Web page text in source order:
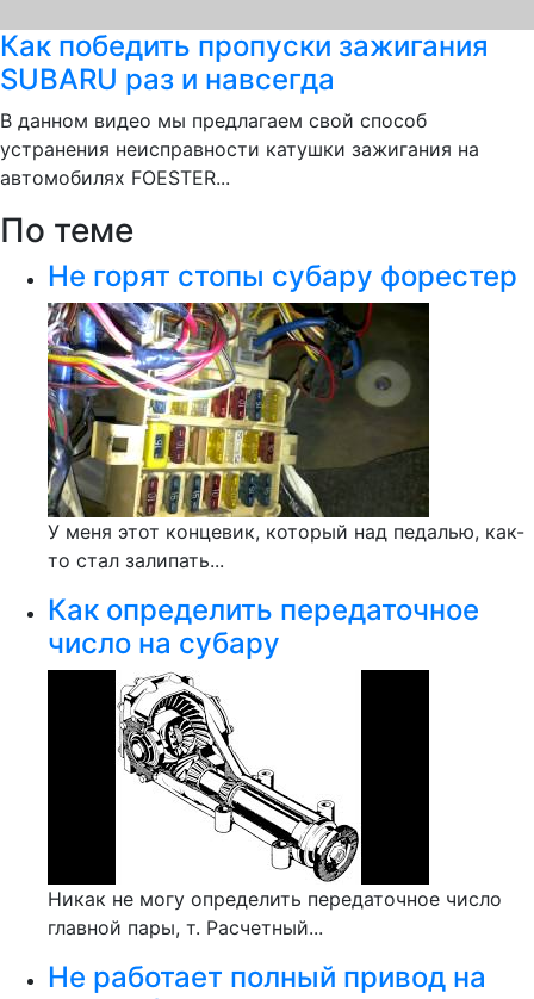
Как победить пропуски зажигания
SUBARU раз и навсегда
В данном видео мы предлагаем свой способ
устранения неисправности катушки зажигания на
автомобилях FOESTER...
По теме
Не горят стопы субару форестер
У меня этот концевик, который над педалью, как-
то стал залипать...
Как определить передаточное
число на субару
Никак не могу определить передаточное число
главной пары, т. Расчетный...
Не работает полный привод на